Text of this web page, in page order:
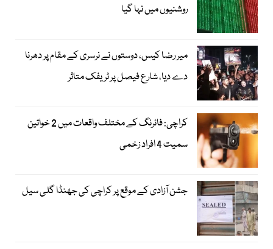
روشنیوں میں نہا گیا
میر رضا کیس، دوستوں نے نرسری کے مقام پر دھرنا
دے دیا، شارع فیصل پر ٹریفک متاثر
کراچی: فائرنگ کے مختلف واقعات میں 2 خواتین
سمیت 4 افراد زخمی
جشن آزادی کے موقع پر کراچی کی جھنڈا گلی سیل